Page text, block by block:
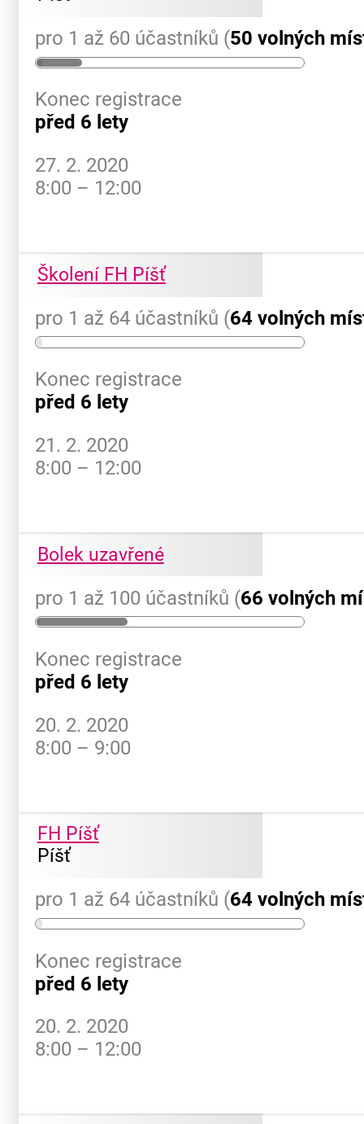
pro 1 až 60 účastníků (50 volných
Konec registrace
před 6 lety
27. 2. 2020
8:00 – 12:00
Školení FH Píšť
pro 1 až 64 účastníků (64 volných
Konec registrace
před 6 lety
21. 2. 2020
8:00 – 12:00
Bolek uzavřené
pro 1 až 100 účastníků (66 volných
Konec registrace
před 6 lety
20. 2. 2020
8:00 – 9:00
FH Píšť
Píšť
pro 1 až 64 účastníků (64 volných
Konec registrace
před 6 lety
20. 2. 2020
8:00 – 12:00